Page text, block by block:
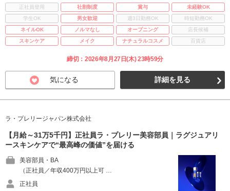
正社員登用 社割制度 賞与
未経験OK
学生OK
男女歓迎 週3日勤務OK
時短勤務OK
ネイルOK
ノルマなし オープニング
店長候補
スキンケア
メイク ナチュラルコスメ 百貨店
締切：2026年8月27日(木) 23時59分
気になる 詳細を見る
ラ・プレリージャパン株式会社
【月給～31万5千円】正社員ラ・プレリー美容部員｜ラグジュアリ
ースキンケアで“最高峰の価値”を届ける
美容部員・BA
（正社員／年収400万円以上可 …
正社員